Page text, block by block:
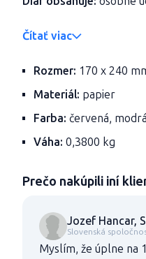
Čítať viac
Rozmer: 170 x 240
Materiál: papier
Farba: červená,
Váha: 0,3800 kg
Prečo nakúpili iní
Jozef Hancar,
Slovenská
Myslím, že úplne na